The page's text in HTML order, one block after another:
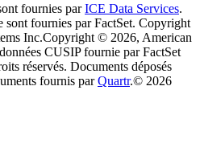
fournies parICE Data Services.
sont fournies par FactSet. Copyright
Inc.Copyright © 2026, American
CUSIP fournie par FactSet
réservés. Documents déposés
fournis parQuartr.© 2026